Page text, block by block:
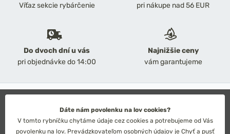
Víťaz sekcie rybárčenie
pri nákupe nad 56 EUR
Do dvoch dní u vás
pri objednávke do 14:00
Najnižšie ceny
vám garantujeme
Obchodné podmienky
Ochrana osobných údajov
Technické riešenie: Simplia s.r.o.
Dáte nám povolenku na lov cookies?
V tomto rybníčku chytáme údaje cez cookies a potrebujeme od Vás
povolenku na lov. Prevádzkovateľom osobných údajov je Chyť a pusť